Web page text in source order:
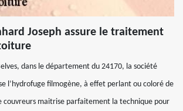
Joseph assure le traitement
dans le département du 24170, la société
l’hydrofuge filmogène, à effet perlant ou coloré de
couvreurs maitrise parfaitement la technique pour